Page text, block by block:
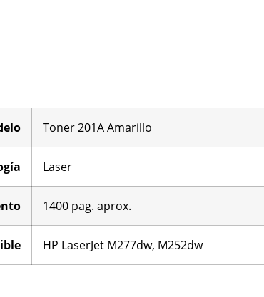
Toner 201A Amarillo
Laser
1400 pag. aprox.
HP LaserJet M277dw, M252dw